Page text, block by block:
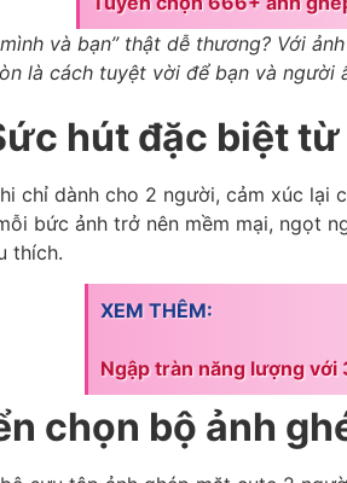
và bạn” thật dễ thương? Với
là cách tuyệt vời để bạn và
hút đặc biệt
chỉ dành cho 2 người, cảm xúc
bức ảnh trở nên mềm mại, ngọt
thích.
XEM THÊM:
Ngập tràn năng lượng
chọn bộ ảnh